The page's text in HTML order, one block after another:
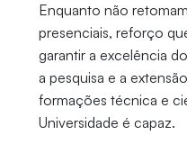
Enquanto não
presenciais, reforço
garantir a excelência
a pesquisa e a
formações técnica e
Universidade é capaz.